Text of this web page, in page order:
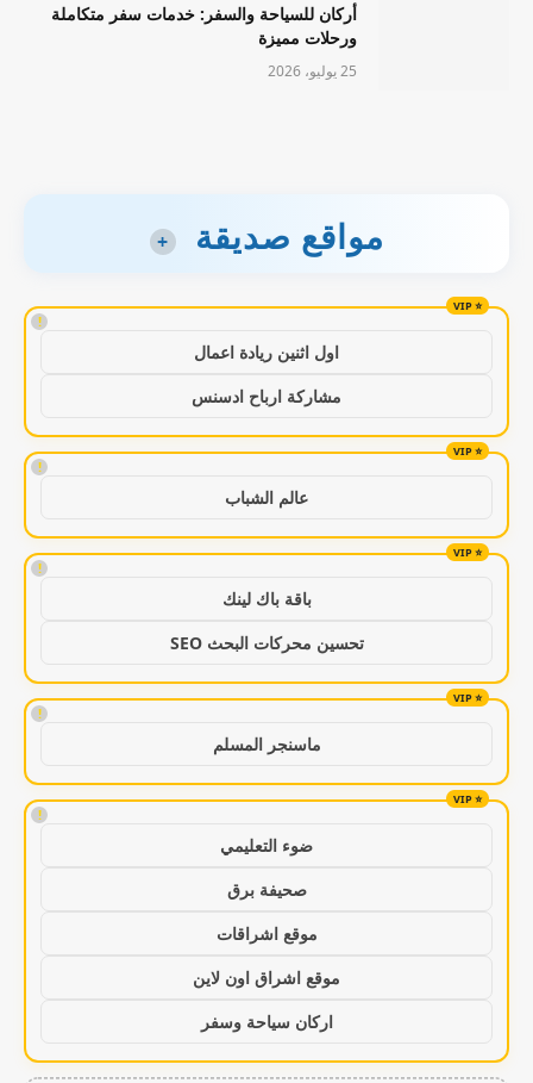
أركان للسياحة والسفر: خدمات سفر متكاملة
ورحلات مميزة
25 يوليو، 2026
مواقع صديقة +
!
اول اثنين ريادة اعمال
مشاركة ارباح ادسنس
!
عالم الشباب
!
باقة باك لينك
تحسين محركات البحث SEO
!
ماسنجر المسلم
!
ضوء التعليمي
صحيفة برق
موقع اشراقات
موقع اشراق اون لاين
اركان سياحة وسفر